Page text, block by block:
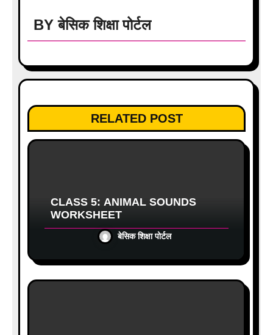
g
a
i
o
BYबेसिक शिक्षा पोर्टल
RELATED POST
CLASS 5: ANIMAL SOUNDS
WORKSHEET
बेसिक शिक्षा पोर्टल